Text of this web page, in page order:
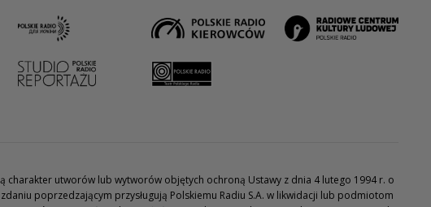
charakter utworów lub wytworów objętych ochroną Ustawy z dnia 4 lutego 1994 r. o
poprzedzającym przysługują Polskiemu Radiu S.A. w likwidacji lub podmiotom